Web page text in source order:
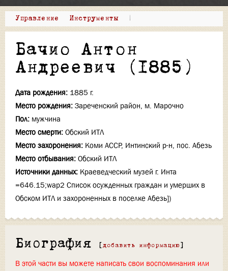
Управление Инструменты |
Бачио Антон
Андреевич (1885)
Дата рождения: 1885 г.
Место рождения: Зареченский район, м. Марочно
Пол: мужчина
Место смерти: Обский ИТЛ
Место захоронения: Коми АССР, Интинский р-н, пос. Абезь
Место отбывания: Обский ИТЛ
Источники данных: Краеведческий музей г. Инта
=646.15;wap2 Список осужденных граждан и умерших в
Обском ИТЛ и захороненных в поселке Абезь])
Биография [ добавить информацию ]
В этой части вы можете написать свои воспоминания или